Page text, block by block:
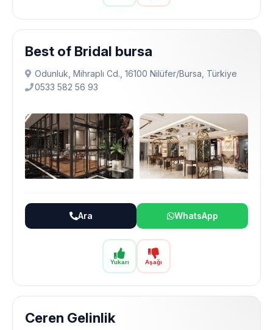
Yukarı Aşağı
Best of Bridal bursa
Odunluk, Mihraplı Cd., 16100 Ni̇lüfer/Bursa, Türkiye
0533 582 56 93
Ara WhatsApp
Ceren Gelinlik